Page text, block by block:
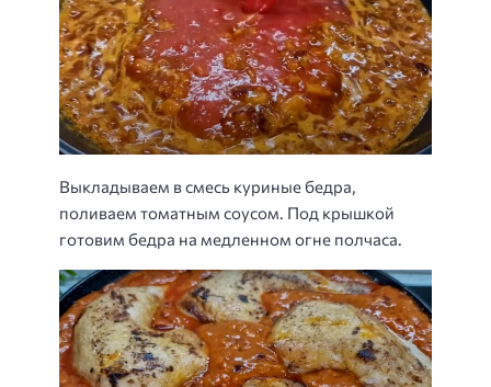
Выкладываем в смесь куриные бедра,
поливаем томатным соусом. Под крышкой
готовим бедра на медленном огне полчаса.